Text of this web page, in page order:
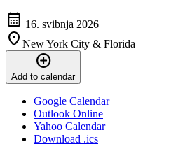
calendar_month 16. svibnja 2026
location_on New York City & Florida
add_circle
Add to calendar
Google Calendar
Outlook Online
Yahoo Calendar
Download .ics